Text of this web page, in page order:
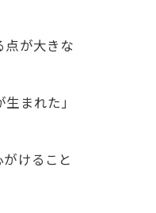
点が大きな
まれた」
けること